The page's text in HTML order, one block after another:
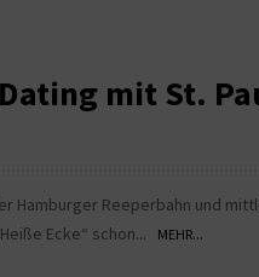
mit St.
Hamburger Reeperbahn und
Ecke“ schon...
MEHR...